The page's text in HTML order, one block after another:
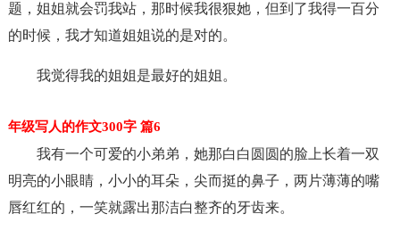
题，姐姐就会罚我站，那时候我很狠她，但到了我得一百分
的时候，我才知道姐姐说的是对的。
我觉得我的姐姐是最好的姐姐。
年级写人的作文300字 篇6
我有一个可爱的小弟弟，她那白白圆圆的脸上长着一双
明亮的小眼睛，小小的耳朵，尖而挺的鼻子，两片薄薄的嘴
唇红红的，一笑就露出那洁白整齐的牙齿来。